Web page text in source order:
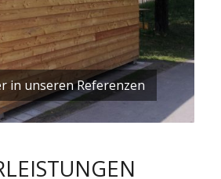
in unseren Referenzen